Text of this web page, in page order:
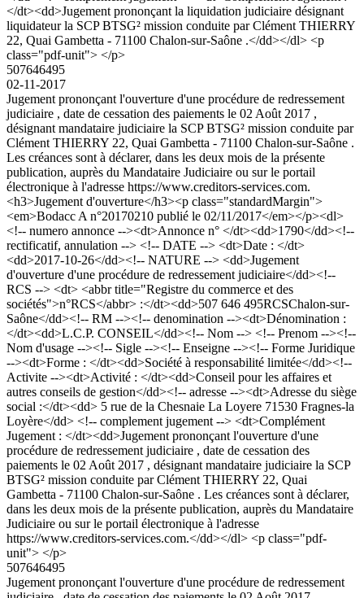
</dt><dd>Jugement prononçant la liquidation judiciaire désignant
liquidateur la SCP BTSG² mission conduite par Clément THIERRY
22, Quai Gambetta - 71100 Chalon-sur-Saône .</dd></dl> <p
class="pdf-unit"> </p>
507646495
02-11-2017
Jugement prononçant l'ouverture d'une procédure de redressement
judiciaire , date de cessation des paiements le 02 Août 2017 ,
désignant mandataire judiciaire la SCP BTSG² mission conduite par
Clément THIERRY 22, Quai Gambetta - 71100 Chalon-sur-Saône .
Les créances sont à déclarer, dans les deux mois de la présente
publication, auprès du Mandataire Judiciaire ou sur le portail
électronique à l'adresse https://www.creditors-services.com.
<h3>Jugement d'ouverture</h3><p class="standardMargin">
<em>Bodacc A n°20170210 publié le 02/11/2017</em></p><dl>
<!-- numero annonce --><dt>Annonce n° </dt><dd>1790</dd><!--
rectificatif, annulation --> <!-- DATE --> <dt>Date : </dt>
<dd>2017-10-26</dd><!-- NATURE --> <dd>Jugement
d'ouverture d'une procédure de redressement judiciaire</dd><!--
RCS --> <dt> <abbr title="Registre du commerce et des
sociétés">n°RCS</abbr> :</dt><dd>507 646 495RCSChalon-sur-
Saône</dd><!-- RM --><!-- denomination --><dt>Dénomination :
</dt><dd>L.C.P. CONSEIL</dd><!-- Nom --> <!-- Prenom --><!--
Nom d'usage --><!-- Sigle --><!-- Enseigne --><!-- Forme Juridique
--><dt>Forme : </dt><dd>Société à responsabilité limitée</dd><!--
Activite --><dt>Activité : </dt><dd>Conseil pour les affaires et
autres conseils de gestion</dd><!-- adresse --><dt>Adresse du siège
social :</dt><dd> 5 rue de la Chesnaie La Loyere 71530 Fragnes-la
Loyère</dd> <!-- complement jugement --> <dt>Complément
Jugement : </dt><dd>Jugement prononçant l'ouverture d'une
procédure de redressement judiciaire , date de cessation des
paiements le 02 Août 2017 , désignant mandataire judiciaire la SCP
BTSG² mission conduite par Clément THIERRY 22, Quai
Gambetta - 71100 Chalon-sur-Saône . Les créances sont à déclarer,
dans les deux mois de la présente publication, auprès du Mandataire
Judiciaire ou sur le portail électronique à l'adresse
https://www.creditors-services.com.</dd></dl> <p class="pdf-
unit"> </p>
507646495
Jugement prononçant l'ouverture d'une procédure de redressement